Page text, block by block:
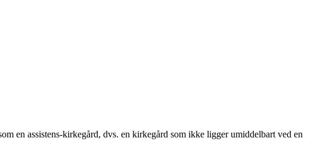
en assistens-kirkegård, dvs. en kirkegård som ikke ligger umiddelbart ved en